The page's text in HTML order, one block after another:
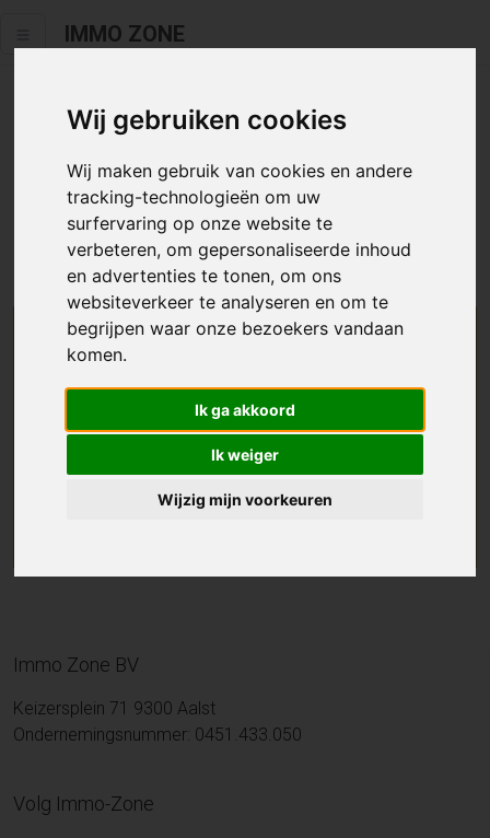
Wij gebruiken cookies
Wij maken gebruik van cookies en andere
tracking-technologieën om uw
surfervaring op onze website te
verbeteren, om gepersonaliseerde inhoud
en advertenties te tonen, om ons
websiteverkeer te analyseren en om te
begrijpen waar onze bezoekers vandaan
komen.
Ik ga akkoord
Ik weiger
Wijzig mijn voorkeuren
IMMO ZONE
Helaas staat dit zoekertje niet
meer online.
Neem zeker een kijkje in ons aanbod te koop
We helpen u graag zoeken
Maak hier een zoekprofiel aan en we houden u op
de hoogte van passend aanbod.
Immo Zone BV
Keizersplein 71 9300 Aalst
Ondernemingsnummer: 0451.433.050
Volg Immo-Zone